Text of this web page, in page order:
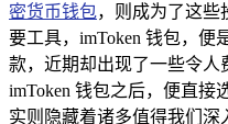
密货币钱包，则成为了这些
要工具，imToken 钱包，便
款，近期却出现了一些令人
imToken 钱包之后，便直接
实则隐藏着诸多值得我们深